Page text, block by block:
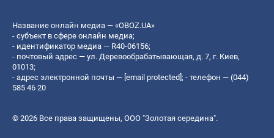
Название онлайн медиа — «OBOZ.UA»
- субъект в сфере онлайн медиа;
- идентификатор медиа — R40-06156;
- почтовый адрес — ул. Деревообрабатывающая, д. 7, г. Киев,
01013;
- адрес электронной почты — [email protected] ; - телефон — (044)
585 46 20
© 2026 Все права защищены, ООО "Золотая середина".